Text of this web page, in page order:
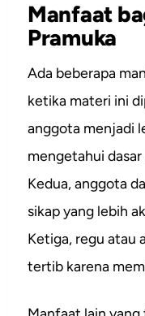
Manfaat
Pramuka
Ada beberapa
ketika materi ini
anggota menjadi
mengetahui
Kedua, anggota
sikap yang lebih
Ketiga, regu atau
tertib karena